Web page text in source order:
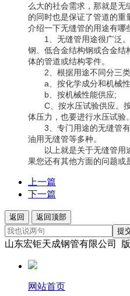
么大的社会需求，那就是无
的同时也是保证了管道的重
介绍一下无缝管的用途有哪
1、无缝管用途很广泛。
钢、低合金结构钢或合金结
体的管道或结构零件。
2、根据用途不同分三类
a、按化学成分和机械性
b、按机械性能供应;
C、按水压试验供应。按
体压力，也要进行水压试验。
3、专门用途的无缝管有
油用无缝管等多种。
以上就是关于无缝管用
果您还有其他方面的问题或
上一篇
下一篇
返回
返回顶部
提
山东宏钜天成钢管有限公司
网站首页